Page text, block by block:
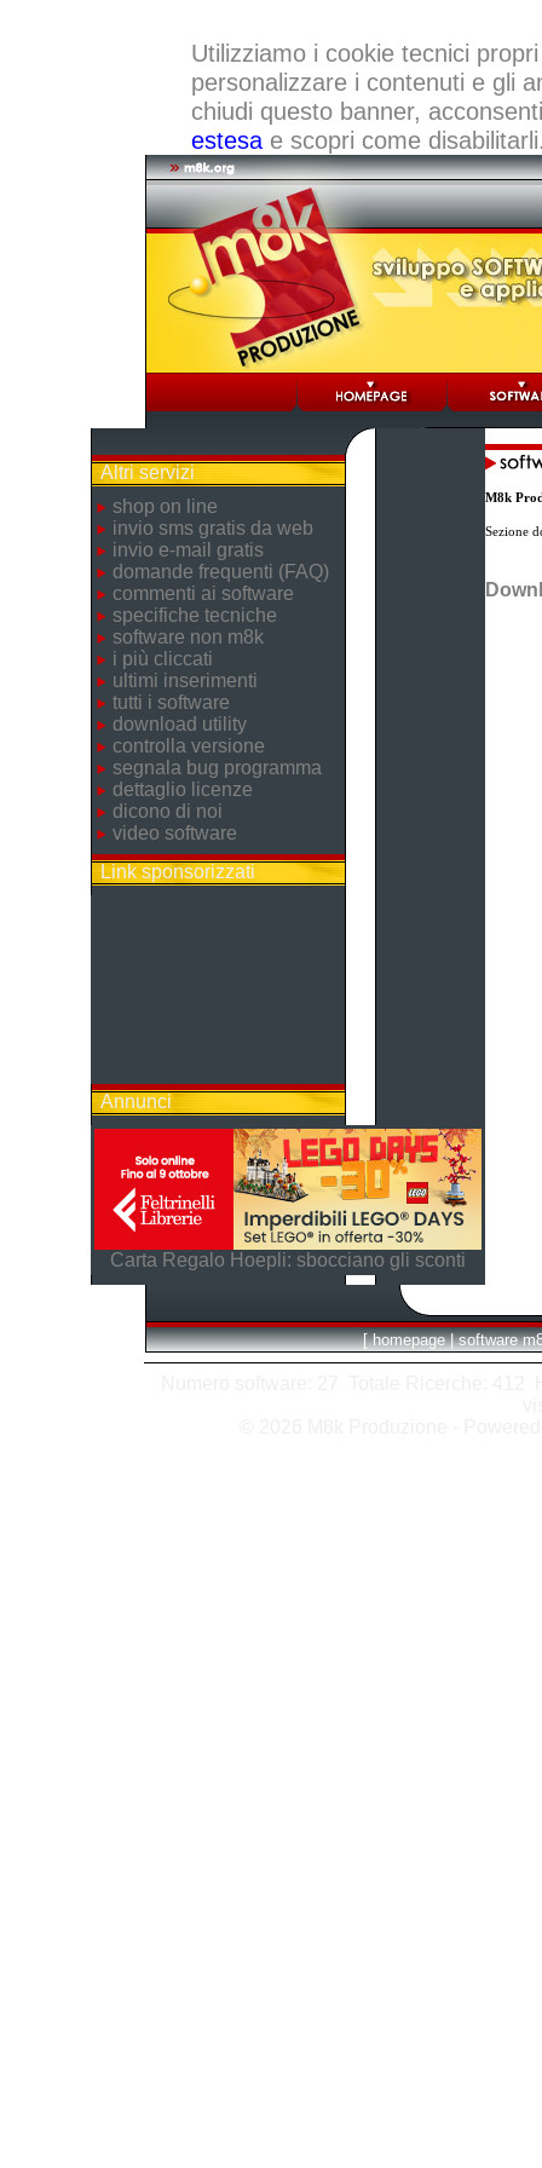
Utilizziamo i cookie tecnici
personalizzare i contenuti e gli
chiudi questo banner,
estesae scopri come
Altri servizi
shop on line
invio sms gratis da web
invio e-mail gratis
domande frequenti (FAQ)
commenti ai software
specifiche tecniche
software non m8k
i più cliccati
ultimi inserimenti
tutti i software
download utility
controlla versione
segnala bug programma
dettaglio licenze
dicono di noi
video software
Link sponsorizzati
Annunci
Carta Regalo Hoepli: sbocciano gli sconti
M8k
Sezione
[ homepage | software